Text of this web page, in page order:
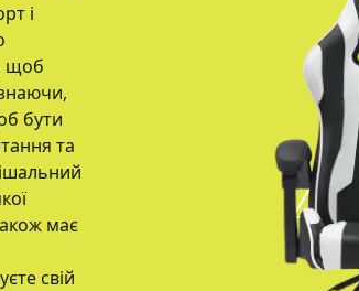
і
щоб
бути
та
має
свій